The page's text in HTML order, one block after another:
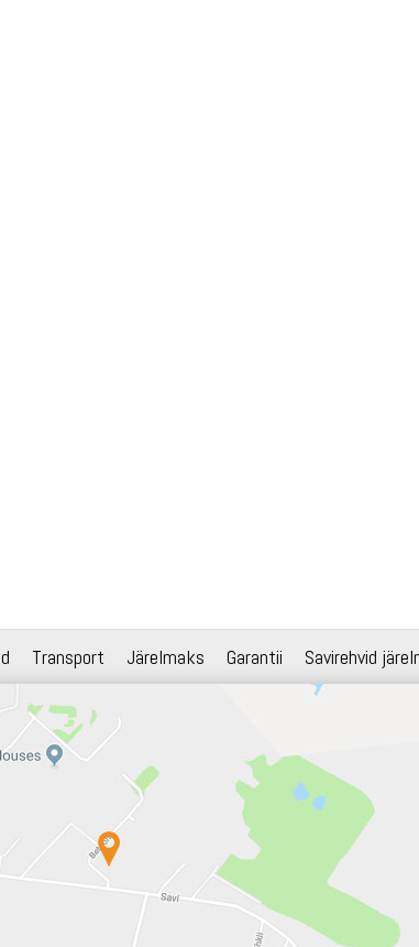
Transport Järelmaks Garantii Savirehvid